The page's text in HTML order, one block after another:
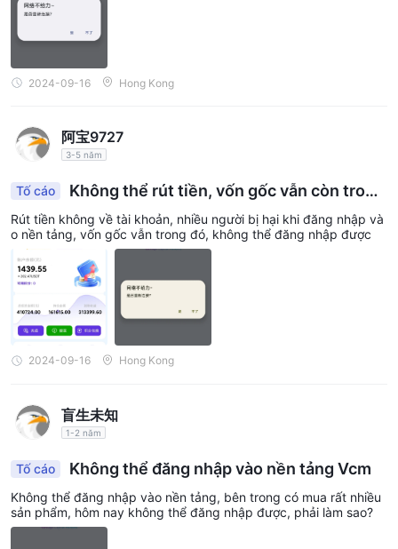
2024-09-16 Hong Kong
阿宝9727
3-5 năm
Tố cáo
Không thể rút tiền, vốn gốc vẫn còn trong
đó, nhiều người trên nền tảng bị thiệt hại, yêu cầ
u bồi thường
Rút tiền không về tài khoản, nhiều người bị hại khi đăng nhập và
o nền tảng, vốn gốc vẫn trong đó, không thể đăng nhập được
2024-09-16 Hong Kong
盲生未知
1-2 năm
Tố cáo Không thể đăng nhập vào nền tảng Vcm
Không thể đăng nhập vào nền tảng, bên trong có mua rất nhiều
sản phẩm, hôm nay không thể đăng nhập được, phải làm sao?